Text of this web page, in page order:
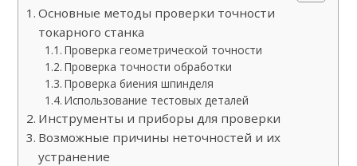
Основные методы проверки точности
токарного станка
Проверка геометрической точности
Проверка точности обработки
Проверка биения шпинделя
Использование тестовых деталей
Инструменты и приборы для проверки
Возможные причины неточностей и их
устранение